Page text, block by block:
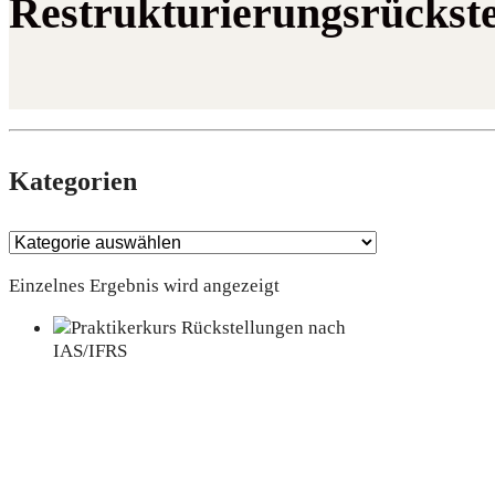
Kate­go­rien
Einzelnes Ergebnis wird angezeigt